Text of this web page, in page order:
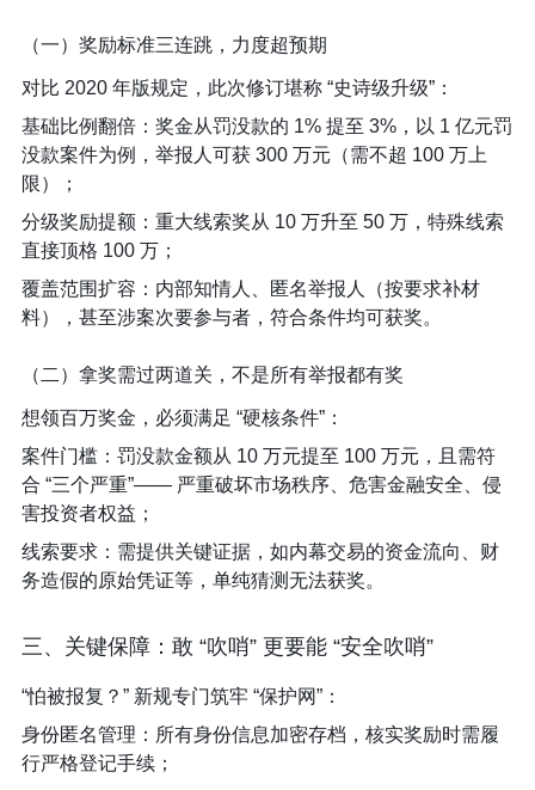
（一）奖励标准三连跳，力度超预期​
对比 2020 年版规定，此次修订堪称 “史诗级升级”：​
基础比例翻倍：奖金从罚没款的 1% 提至 3%，以 1 亿元罚
没款案件为例，举报人可获 300 万元（需不超 100 万上
限）；​
分级奖励提额：重大线索奖从 10 万升至 50 万，特殊线索
直接顶格 100 万；​
覆盖范围扩容：内部知情人、匿名举报人（按要求补材
料），甚至涉案次要参与者，符合条件均可获奖。​
（二）拿奖需过两道关，不是所有举报都有奖​
想领百万奖金，必须满足 “硬核条件”：​
案件门槛：罚没款金额从 10 万元提至 100 万元，且需符
合 “三个严重”—— 严重破坏市场秩序、危害金融安全、侵
害投资者权益；​
线索要求：需提供关键证据，如内幕交易的资金流向、财
务造假的原始凭证等，单纯猜测无法获奖。​
三、关键保障：敢 “吹哨” 更要能 “安全吹哨”​
“怕被报复？” 新规专门筑牢 “保护网”：​
身份匿名管理：所有身份信息加密存档，核实奖励时需履
行严格登记手续；​